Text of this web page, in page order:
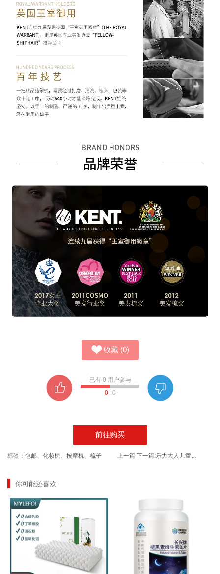
收藏 (0)
已有 0 用户参与
0: 0
前往购买
标签： 包邮、 化妆梳、 按摩梳、 梳子 上一篇 下一篇: 乐力大人儿童肠胃女性成人益生菌
你可能还喜欢